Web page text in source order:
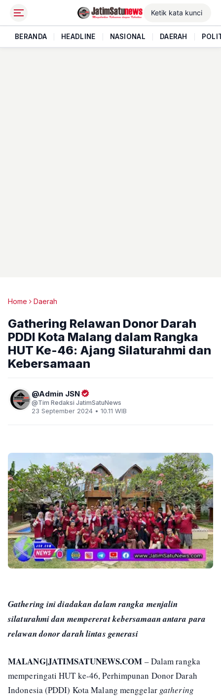
BERANDA HEADLINE NASIONAL DAERAH
Home Daerah
Gathering Relawan Donor Darah
PDDI Kota Malang dalam Rangka
HUT Ke-46: Ajang Silaturahmi dan
Kebersamaan
Admin JSN
Tim Redaksi JatimSatuNews
23 September 2024 • 10.11 WIB
Gathering ini diadakan dalam rangka menjalin
silaturahmi dan mempererat kebersamaan antara para
relawan donor darah lintas generasi
MALANG|JATIMSATUNEWS.COM – Dalam rangka
memperingati HUT ke-46, Perhimpunan Donor Darah
Indonesia (PDDI) Kota Malang menggelar gathering